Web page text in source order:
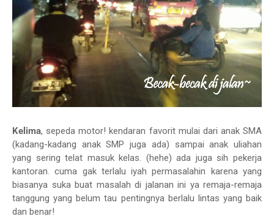
Kelima, sepeda motor! kendaran favorit mulai dari anak SMA
(kadang-kadang anak SMP juga ada) sampai anak uliahan
yang sering telat masuk kelas. (hehe) ada juga sih pekerja
kantoran. cuma gak terlalu iyah permasalahin karena yang
biasanya suka buat masalah di jalanan ini ya remaja-remaja
tanggung yang belum tau pentingnya berlalu lintas yang baik
dan benar!